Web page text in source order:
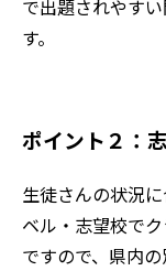
で出題されやす
す。
ポイント２：
生徒さんの状況
ベル・志望校で
ですので、県内